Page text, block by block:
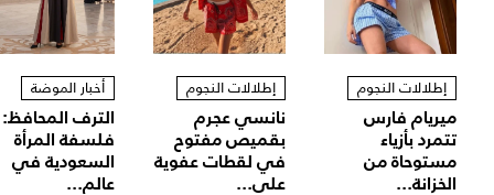
إطلالات النجوم
ميريام فارس
تتمرد بأزياء
مستوحاة من
الخزانة...
إطلالات النجوم
نانسي عجرم
بقميص مفتوح
في لقطات عفوية
على...
أخبار الموضة
الترف المحافظ:
فلسفة المرأة
السعودية في
عالم...